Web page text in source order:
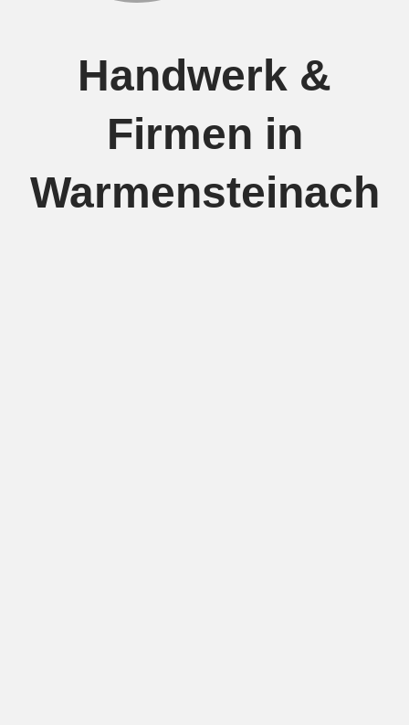
Handwerk &
Firmen in
Warmensteinach